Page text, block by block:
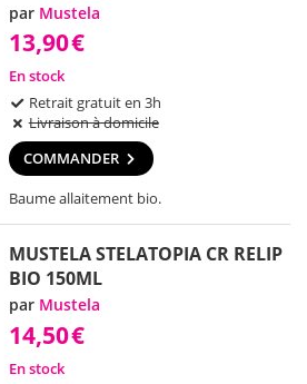
par Mustela
13,90€
En stock
Retrait gratuit en 3h
Livraison à domicile
COMMANDER
Baume allaitement bio.
MUSTELA STELATOPIA CR RELIP
BIO 150ML
par Mustela
14,50€
En stock